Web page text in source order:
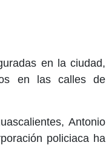
en la ciudad,
en las calles de
Antonio
policiaca ha